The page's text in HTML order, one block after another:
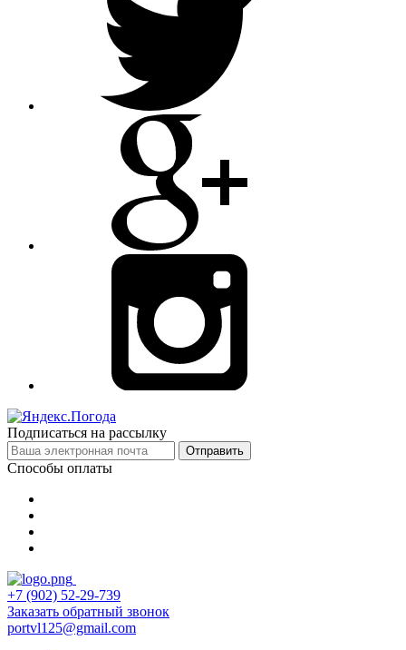
Подписаться на рассылку
Отправить
Способы оплаты
+7 (902) 52-29-739
Заказать обратный звонок
portvl125@gmail.com